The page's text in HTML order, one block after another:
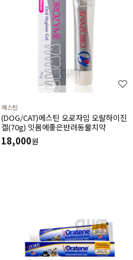
에스틴
(DOG/CAT)에스틴 오로자임 오랄하이진
겔(70g) 잇몸에좋은반려동물치약
18,000원